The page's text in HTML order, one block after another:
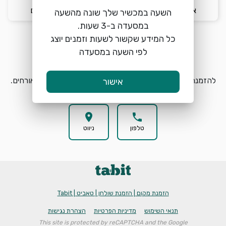
א׳ 9/8 12:00 2 אורחים
search הזמנת מקום
להזמנת מקום בטנדורי הרצליה בחרו תאריך, שעה וכמות אורחים.
phone
טלפון
location_on
ניווט
הזמנת מקום | הזמנת שולחן | טאביט | Tabit
תנאי השימוש מדיניות הפרטיות הצהרת נגישות
This site is protected by reCAPTCHA and the Google
השעה במכשיר שלך שונה מהשעה
כל המידע שקשור לשעות וזמנים יוצג
לפי השעה במסעדה
אישור